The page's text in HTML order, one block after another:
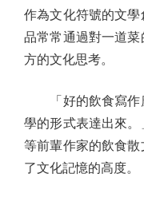
作為文化符號的文
品常常通過對一道
方的文化思考。
「好的飲食寫作
學的形式表達出來
等前輩作家的飲食散
了文化記憶的高度。